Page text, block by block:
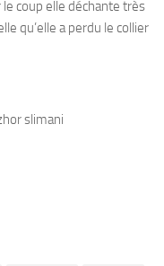
coup elle déchante très
qu’elle a perdu le collier
slimani